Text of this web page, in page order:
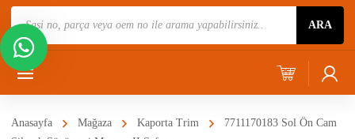
Ara
ARA
Anasayfa Mağaza Kaporta Trim
7711170183 Sol Ön Cam